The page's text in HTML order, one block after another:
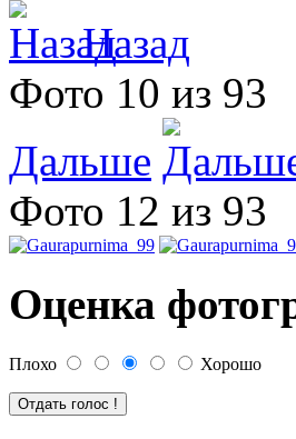
Назад
Фото 10 из 93
Дальше
Фото 12 из 93
Оценка
Плохо Хорошо